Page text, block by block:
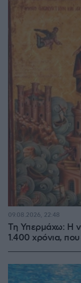
Τη Υπερμάχω: Η
1.400 χρόνια,
09.08.2026, 22:48